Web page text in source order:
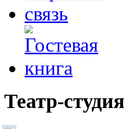
Театр-студия